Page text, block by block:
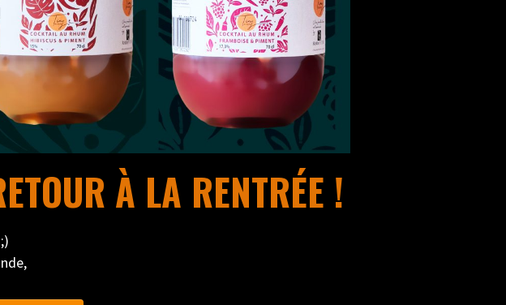
À LA RENTRÉE !